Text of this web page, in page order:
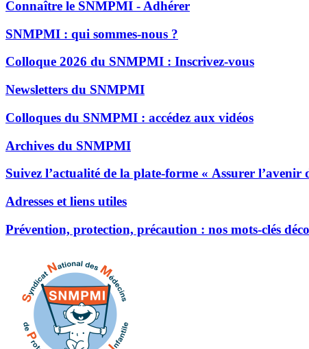
Connaître le SNMPMI - Adhérer
SNMPMI : qui sommes-nous ?
Colloque 2026 du SNMPMI : Inscrivez-vous
Newsletters du SNMPMI
Colloques du SNMPMI : accédez aux vidéos
Archives du SNMPMI
Suivez l’actualité de la plate-forme « Assurer l’avenir
Adresses et liens utiles
Prévention, protection, précaution : nos mots-clés